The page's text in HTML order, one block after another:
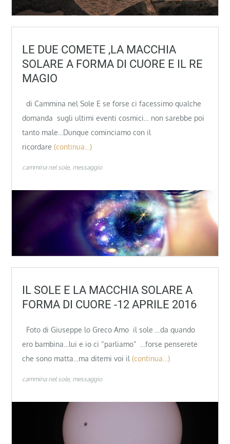
LE DUE COMETE ,LA MACCHIA
SOLARE A FORMA DI CUORE E IL RE
MAGIO
di Cammina nel Sole E se forse ci facessimo qualche
domanda sugli ultimi eventi cosmici… non sarebbe poi
tanto male…Dunque cominciamo con il
ricordare (continua…)
cammina nel sole messaggio
IL SOLE E LA MACCHIA SOLARE A
FORMA DI CUORE -12 APRILE 2016
Foto di Giuseppe lo Greco Amo il sole …da quando
ero bambina…lui e io ci “parliamo” …forse penserete
che sono matta…ma ditemi voi il (continua…)
cammina nel sole messaggio